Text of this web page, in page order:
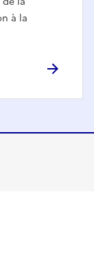
à la